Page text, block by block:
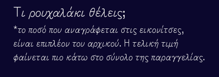
Τι ρουχαλάκι θέλεις;
*το ποσό που αναγράφεται στις εικονίτσες,
είναι επιπλέον του αρχικού. Η τελική τιμή
φαίνεται πιο κάτω στο σύνολο της παραγγελίας.